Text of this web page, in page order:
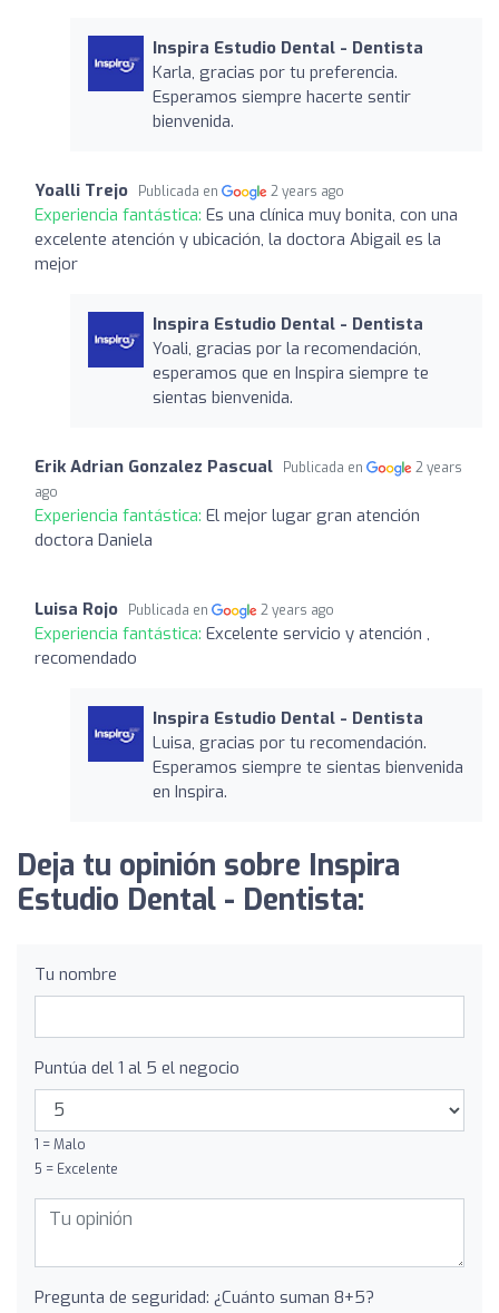
Inspira Estudio Dental - Dentista
Karla, gracias por tu preferencia.
Esperamos siempre hacerte sentir
bienvenida.
Yoalli Trejo Publicada en 2 years ago
Experiencia fantástica: Es una clínica muy bonita, con una
excelente atención y ubicación, la doctora Abigail es la
mejor
Inspira Estudio Dental - Dentista
Yoali, gracias por la recomendación,
esperamos que en Inspira siempre te
sientas bienvenida.
Erik Adrian Gonzalez Pascual Publicada en
2 years
ago
Experiencia fantástica: El mejor lugar gran atención
doctora Daniela
Luisa Rojo Publicada en 2 years ago
Experiencia fantástica: Excelente servicio y atención ,
recomendado
Inspira Estudio Dental - Dentista
Luisa, gracias por tu recomendación.
Esperamos siempre te sientas bienvenida
en Inspira.
Deja tu opinión sobre Inspira
Estudio Dental - Dentista:
Tu nombre
Puntúa del 1 al 5 el negocio
1 = Malo
5 = Excelente
Pregunta de seguridad: ¿Cuánto suman 8+5?